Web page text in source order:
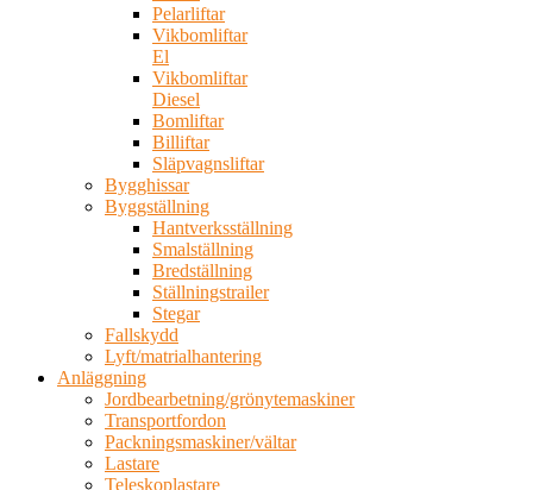
Pelarliftar
Vikbomliftar
El
Vikbomliftar
Diesel
Bomliftar
Billiftar
Släpvagnsliftar
Bygghissar
Byggställning
Hantverksställning
Smalställning
Bredställning
Ställningstrailer
Stegar
Fallskydd
Lyft/matrialhantering
Anläggning
Jordbearbetning/grönytemaskiner
Transportfordon
Packningsmaskiner/vältar
Lastare
Teleskoplastare